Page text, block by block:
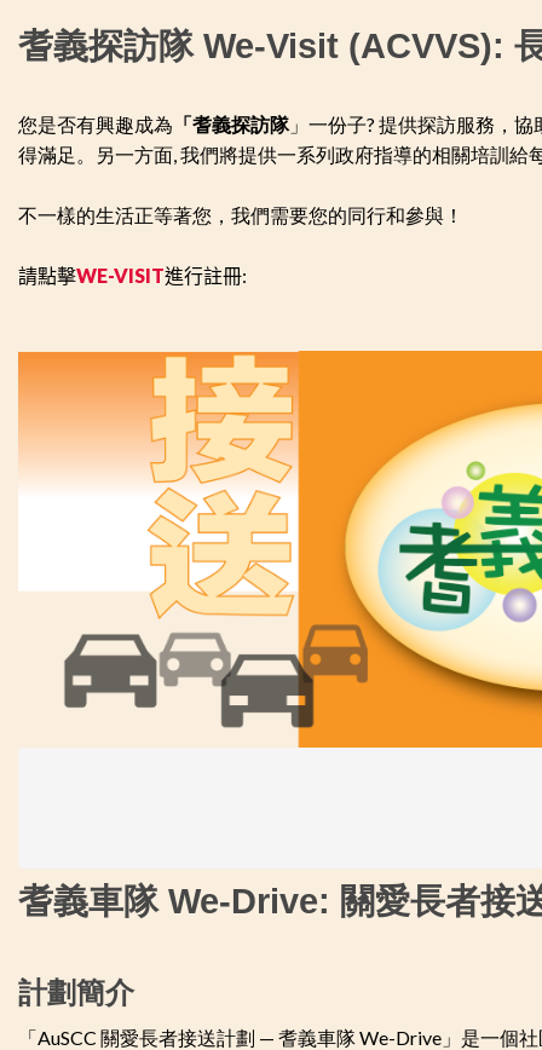
耆義探訪隊 We-Visit (ACVVS):
您是否有興趣成為 「耆義探訪隊」一份子? 提供探訪服務，
得滿足。另一方面, 我們將提供一系列政府指導的相關培訓
不一樣的生活正等著您，我們需要您的同行和參與！
請點擊WE-VISIT進行註冊:
耆義車隊 We-Drive: 關愛長者接
計劃簡介
「AuSCC 關愛長者接送計劃 — 耆義車隊 We-Drive」是一